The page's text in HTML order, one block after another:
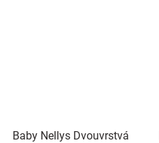
Baby Nellys Dvouvrstvá